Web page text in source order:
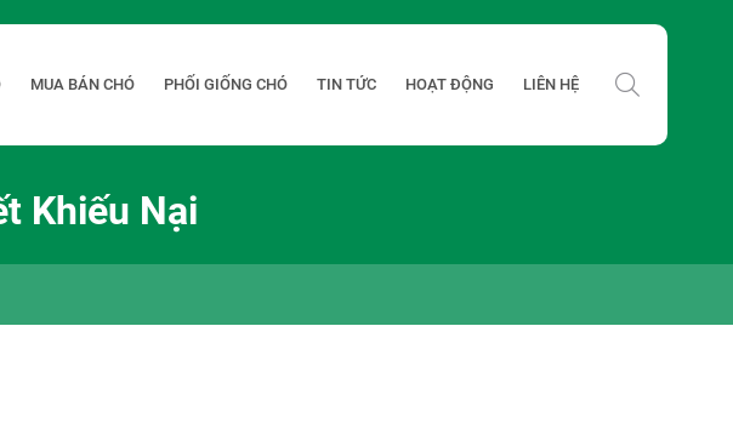
MUA BÁN CHÓ PHỐI GIỐNG CHÓ TIN TỨC HOẠT ĐỘNG LIÊN HỆ
Khiếu Nại